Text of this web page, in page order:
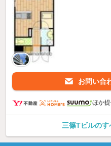
お問い合
ほか
三篠Tビルのす